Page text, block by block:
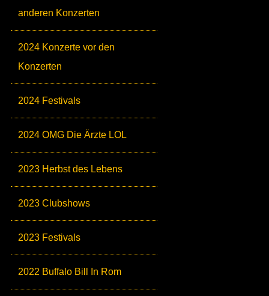
anderen Konzerten
2024 Konzerte vor den
Konzerten
2024 Festivals
2024 OMG Die Ärzte LOL
2023 Herbst des Lebens
2023 Clubshows
2023 Festivals
2022 Buffalo Bill In Rom